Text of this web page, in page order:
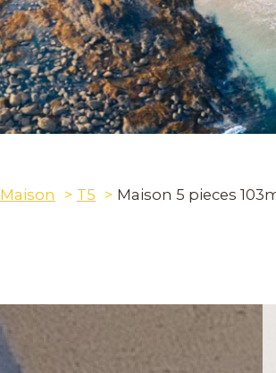
Maison T5 Maison 5 pieces